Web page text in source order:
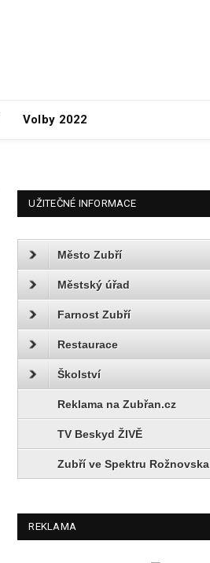
Volby 2022
UŽITEČNÉ INFORMACE
Město Zubří
Městský úřad
Farnost Zubří
Restaurace
Školství
Reklama na Zubřan.cz
TV Beskyd ŽIVĚ
Zubří ve Spektru Rožnovska
REKLAMA